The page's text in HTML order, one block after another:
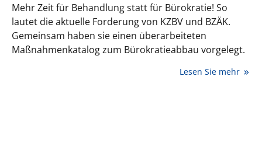
Mehr Zeit für Behandlung statt für Bürokratie! So
lautet die aktuelle Forderung von KZBV und BZÄK.
Gemeinsam haben sie einen überarbeiteten
Maßnahmenkatalog zum Bürokratieabbau vorgelegt.
Lesen Sie mehr